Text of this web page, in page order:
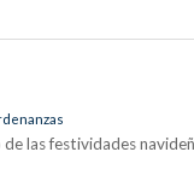
las festividades